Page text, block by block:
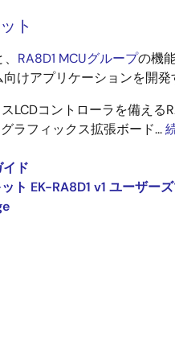
ト
RA8D1 MCUグループの機
けアプリケーションを開発
LCDコントローラを備え
ラフィックス拡張ボード...
ド
ト EK-RA8D1 v1 ユーザー